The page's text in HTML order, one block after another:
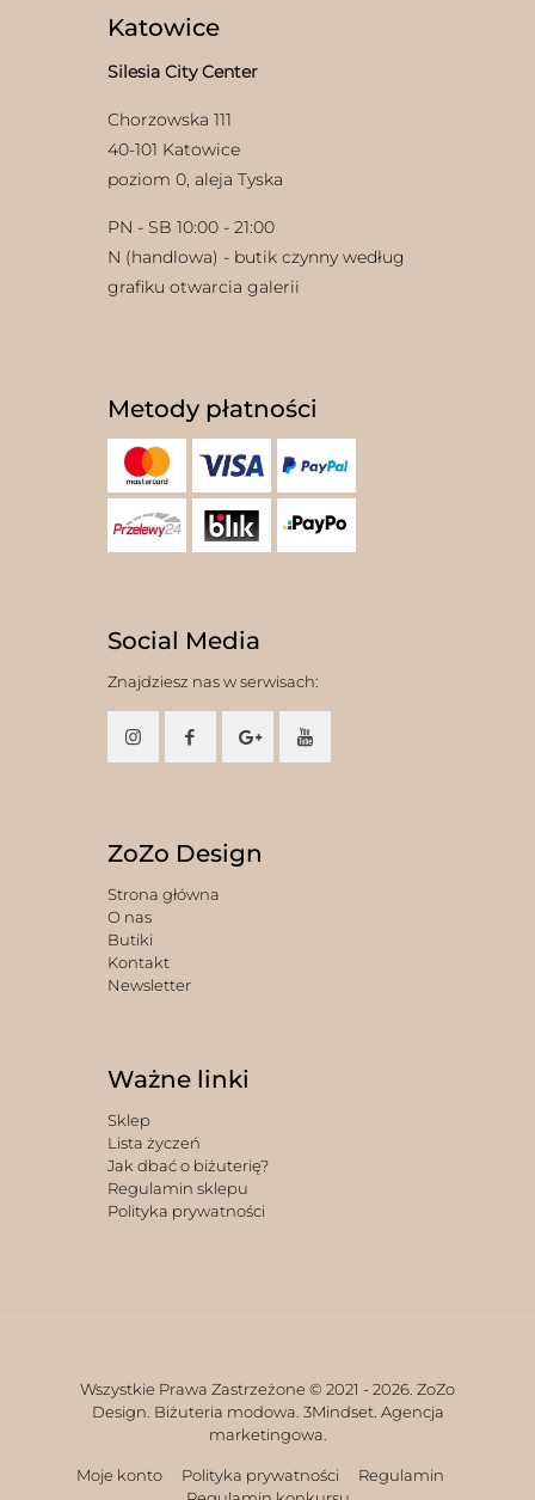
Katowice
Silesia City Center
Chorzowska 111
40-101 Katowice
poziom 0, aleja Tyska
PN - SB 10:00 - 21:00
N (handlowa) - butik czynny według
grafiku otwarcia galerii
Metody płatności
Social Media
Znajdziesz nas w serwisach:
ZoZo Design
Strona główna
O nas
Butiki
Kontakt
Newsletter
Ważne linki
Sklep
Lista życzeń
Jak dbać o biżuterię?
Regulamin sklepu
Polityka prywatności
Wszystkie Prawa Zastrzeżone © 2021 - 2026. ZoZo
Design. Biżuteria modowa. 3Mindset. Agencja
marketingowa.
Moje konto Polityka prywatności
Regulamin